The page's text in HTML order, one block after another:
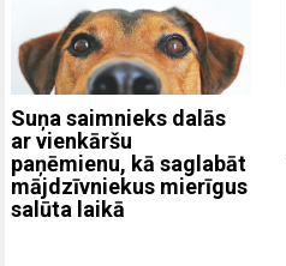
Suņa saimnieks dalās
ar vienkāršu
paņēmienu, kā saglabāt
mājdzīvniekus mierīgus
salūta laikā